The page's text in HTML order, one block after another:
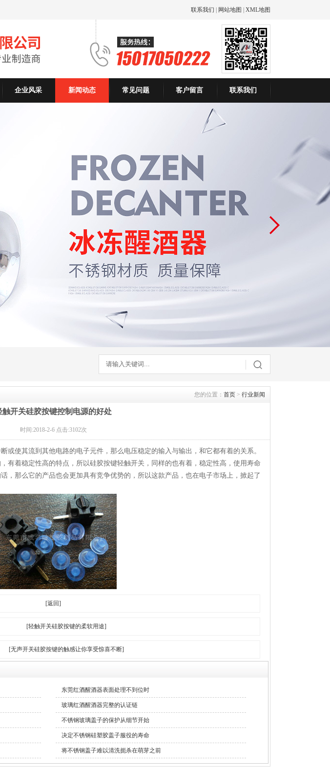
联系我们 网站地图 XML地图
企业风采 新闻动态 常见问题 客户留言 联系我们
您的位置： 首页 > 行业新闻
触开关硅胶按键控制电源的好处
时间:2018-2-6 点击:3102次
或使其流到其他电路的电子元件，那么电压稳定的输入与输出，和它都有着的关系。
有着稳定性高的特点，所以硅胶按键轻触开关，同样的也有着，稳定性高，使用寿命
，那么它的产品也会更加具有竞争优势的，所以这款产品，也在电子市场上，掀起了
[返回]
[轻触开关硅胶按键的柔软用途]
[无声开关硅胶按键的触感让你享受惊喜不断]
东莞红酒醒酒器表面处理不到位时
玻璃红酒醒酒器完整的认证链
不锈钢玻璃盖子的保护从细节开始
决定不锈钢硅塑胶盖子服役的寿命
将不锈钢盖子难以清洗扼杀在萌芽之前